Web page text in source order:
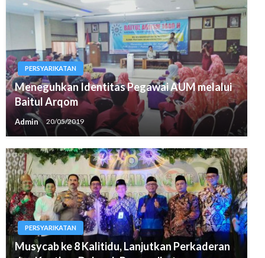
PERSYARIKATAN
Meneguhkan Identitas Pegawai AUM melalui
Baitul Arqom
Admin 20/05/2019
PERSYARIKATAN
Musycab ke 8 Kalitidu, Lanjutkan Perkaderan